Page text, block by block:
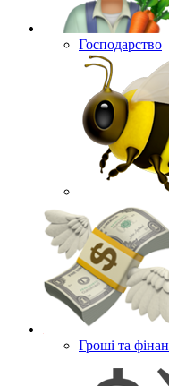
Господарство
Гроші та